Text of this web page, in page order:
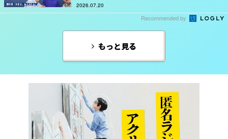
2026.07.20
Recommended by
もっと見る